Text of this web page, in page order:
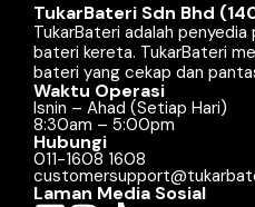
TukarBateri Sdn Bhd
TukarBateri adalah
bateri kereta. TukarBateri
bateri yang cekap dan
Waktu Operasi
Isnin – Ahad (Setiap Hari)
8:30am – 5:00pm
Hubungi
011-1608 1608
Laman Media Sosial